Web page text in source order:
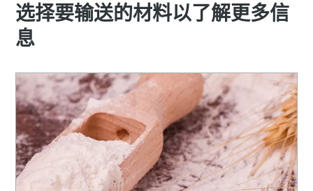
选择要输送的材料以了解更多信
息